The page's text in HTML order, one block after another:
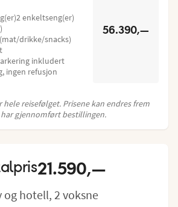
2 enkeltseng(er)
drikke/snacks)
inkludert
ingen refusjon
56.390,—
hele reisefølget. Prisene kan endres frem
gjennomført bestillingen.
21.590,—
og hotell, 2 voksne